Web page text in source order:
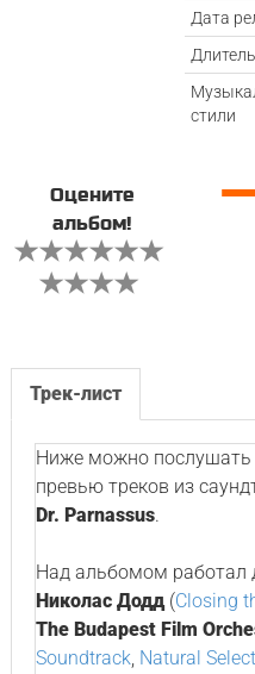
Дата
стили
Оцените
альбом!
Трек-лист
Ниже можно послушать
превью треков из
Dr. Parnassus.
Над альбомом работал
Николас Додд(Closing
The Budapest Film
Soundtrack, Natural